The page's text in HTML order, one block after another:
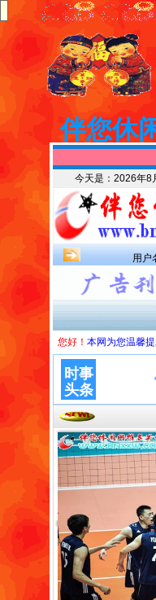
伴您休
今天是： 2026年8
用户
您好！ 本网为您温馨提
时事
头条